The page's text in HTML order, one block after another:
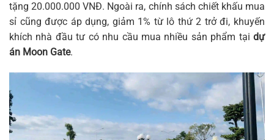
tặng 20.000.000 VNĐ. Ngoài ra, chính sách chiết khấu mua
sỉ cũng được áp dụng, giảm 1% từ lô thứ 2 trở đi, khuyến
khích nhà đầu tư có nhu cầu mua nhiều sản phẩm tại dự
án Moon Gate.